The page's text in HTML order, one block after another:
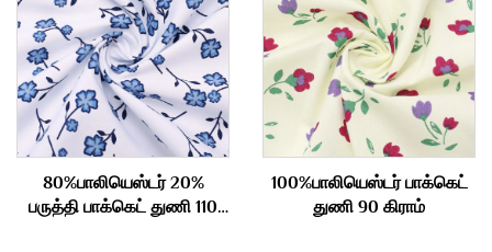
80%பாலியெஸ்டர் 20%
பருத்தி பாக்கெட் துணி 110
100%பாலியெஸ்டர் பாக்கெட்
துணி 90 கிராம்